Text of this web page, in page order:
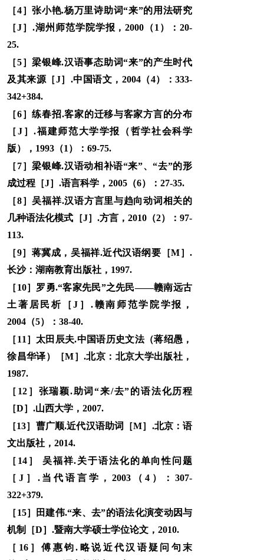
［4］张小艳.杨万里诗助词“来”的用法研究
［J］.湖州师范学院学报，2000（1）：20-
25.
［5］梁银峰.汉语事态助词“来”的产生时代
及其来源［J］.中国语文，2004（4）：333-
342+384.
［6］练春招.客家的迁移与客家方言的分布
［J］.福建师范大学学报（哲学社会科学
版），1993（1）：69-75.
［7］梁银峰.汉语动相补语“来”、“去”的形
成过程［J］.语言科学，2005（6）：27-35.
［8］吴福祥.汉语方言里与趋向动词相关的
几种语法化模式［J］.方言，2010（2）：97-
113.
［9］蒋冀成，吴福祥.近代汉语纲要［M］.
长沙：湖南教育出版社，1997.
［10］罗勇.“客家先民”之先民——赣南远古
土著居民析［J］.赣南师范学院学报，
2004（5）：38-40.
［11］太田辰夫.中国语历史文法（蒋绍愚，
徐昌华译）［M］.北京：北京大学出版社，
1987.
［12］张瑞颖.助词“来/去”的语法化历程
［D］.山西大学，2007.
［13］曹广顺.近代汉语助词［M］.北京：语
文出版社，2014.
［14］ 吴福祥.关于语法化的单向性问题
［J］.当代语言学，2003（4）：307-
322+379.
［15］田建伟.“来、去”的语法化演变动因与
机制［D］.暨南大学硕士学位论文，2010.
［16］傅惠钧.略说近代汉语疑问句末